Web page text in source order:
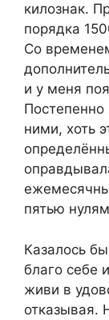
килознак.
порядка
Со
и у меня
ними, хоть
пятью
Казалось
благо себе
живи в
отказывая.